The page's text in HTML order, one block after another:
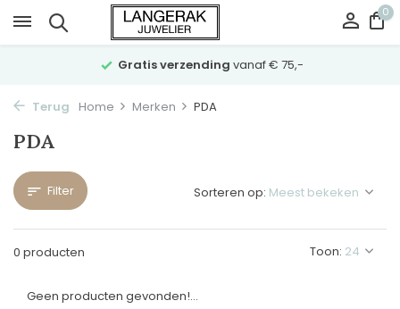
0
Gratis verzending vanaf € 75,-
Terug Home Merken PDA
PDA
Filter
0 producten Toon:
Sorteren op:
Geen producten gevonden!...